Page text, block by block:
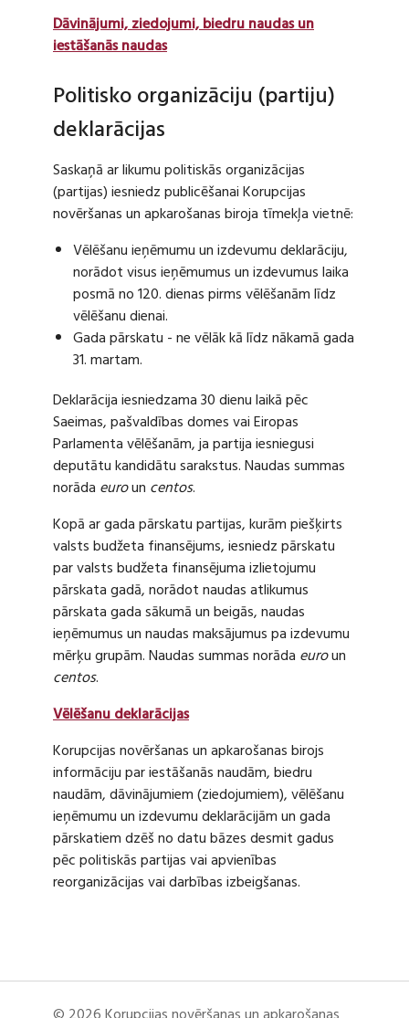
Dāvinājumi, ziedojumi, biedru naudas un
iestāšanās naudas
Politisko organizāciju (partiju)
deklarācijas
Saskaņā ar likumu politiskās organizācijas
(partijas) iesniedz publicēšanai Korupcijas
novēršanas un apkarošanas biroja tīmekļa vietnē:
Vēlēšanu ieņēmumu un izdevumu deklarāciju,
norādot visus ieņēmumus un izdevumus laika
posmā no 120. dienas pirms vēlēšanām līdz
vēlēšanu dienai.
Gada pārskatu - ne vēlāk kā līdz nākamā gada
31. martam.
Deklarācija iesniedzama 30 dienu laikā pēc
Saeimas, pašvaldības domes vai Eiropas
Parlamenta vēlēšanām, ja partija iesniegusi
deputātu kandidātu sarakstus. Naudas summas
norāda euroun centos.
Kopā ar gada pārskatu partijas, kurām piešķirts
valsts budžeta finansējums, iesniedz pārskatu
par valsts budžeta finansējuma izlietojumu
pārskata gadā, norādot naudas atlikumus
pārskata gada sākumā un beigās, naudas
ieņēmumus un naudas maksājumus pa izdevumu
mērķu grupām. Naudas summas norāda euroun
centos.
Vēlēšanu deklarācijas
Korupcijas novēršanas un apkarošanas birojs
informāciju par iestāšanās naudām, biedru
naudām, dāvinājumiem (ziedojumiem), vēlēšanu
ieņēmumu un izdevumu deklarācijām un gada
pārskatiem dzēš no datu bāzes desmit gadus
pēc politiskās partijas vai apvienības
reorganizācijas vai darbības izbeigšanas.